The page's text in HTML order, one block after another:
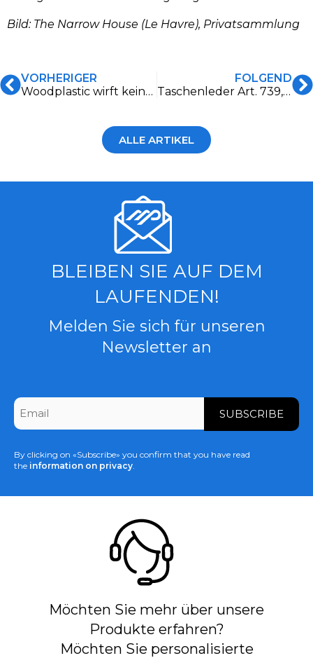
Bild: The Narrow House (Le Havre), Privatsammlung
VORHERIGER
Woodplastic wirft keinen Abfall weg
FOLGEND
Taschenleder Art. 739, ein Detail, das den Unterschied macht
ALLE ARTIKEL
BLEIBEN SIE AUF DEM
LAUFENDEN!
Melden Sie sich für unseren
Newsletter an
Email
By clicking on «Subscribe» you confirm that you have read
the information on privacy
Möchten Sie mehr über unsere
Produkte erfahren?
Möchten Sie personalisierte